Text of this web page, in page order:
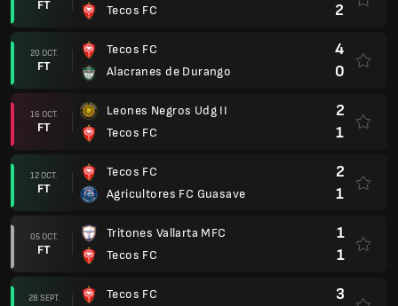
FT
Tecos FC
2
20 OCT.
FT
Tecos FC
Alacranes de Durango
4
0
16 OCT.
FT
Leones Negros Udg II
Tecos FC
2
1
12 OCT.
FT
Tecos FC
Agricultores FC Guasave
2
1
05 OCT.
FT
Tritones Vallarta MFC
Tecos FC
1
1
28 SEPT. Tecos FC 3